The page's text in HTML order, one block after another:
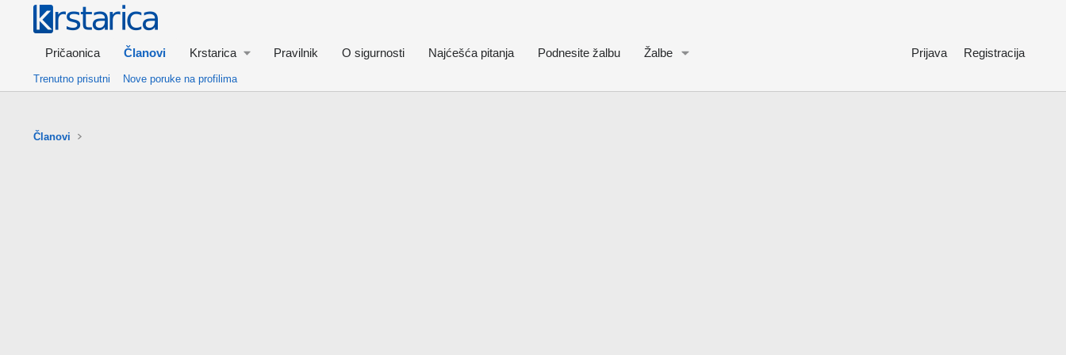
Pričaonica Članovi Krstarica Pravilnik O sigurnosti Najćešća pitanja Podnesite žalbu Žalbe Prijava Registracija
Trenutno prisutni Nove poruke na profilima
Članovi